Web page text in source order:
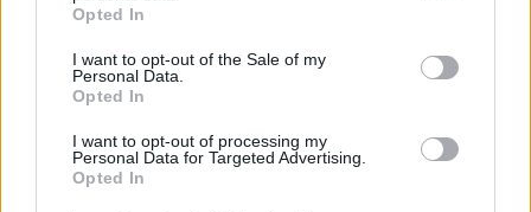
Opted In
I want to opt-out of the Sale of my
Personal Data.
Opted In
I want to opt-out of processing my
Personal Data for Targeted Advertising.
Opted In
Jovem ferida em despiste na
freguesia de Nogueira e Ermida